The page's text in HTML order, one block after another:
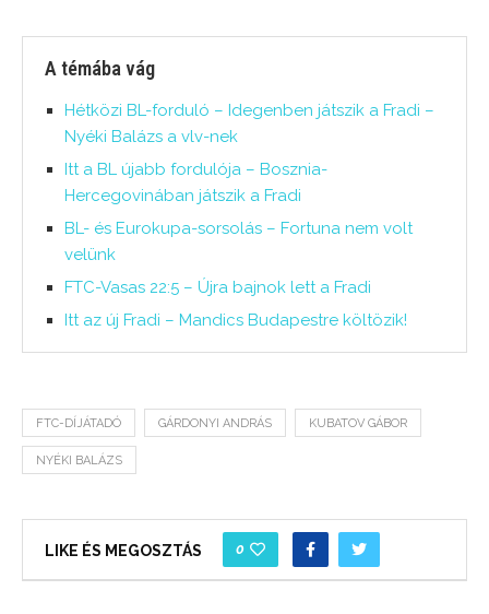
A témába vág
Hétközi BL-forduló – Idegenben játszik a Fradi –
Nyéki Balázs a vlv-nek
Itt a BL újabb fordulója – Bosznia-
Hercegovinában játszik a Fradi
BL- és Eurokupa-sorsolás – Fortuna nem volt
velünk
FTC-Vasas 22:5 – Újra bajnok lett a Fradi
Itt az új Fradi – Mandics Budapestre költözik!
FTC-DÍJÁTADÓ GÁRDONYI ANDRÁS KUBATOV GÁBOR
NYÉKI BALÁZS
LIKE ÉS MEGOSZTÁS 0